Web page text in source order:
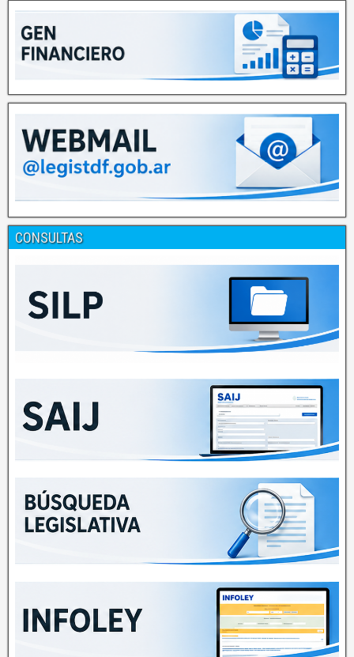
CONSULTAS